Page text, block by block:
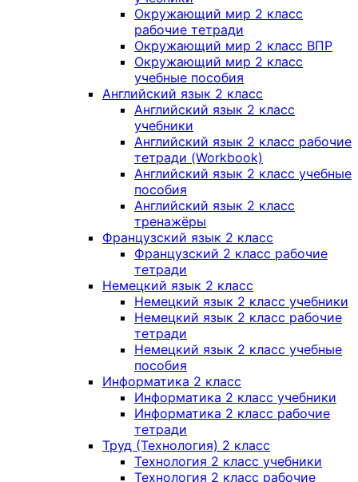
Окружающий мир 2 класс
рабочие тетради
Окружающий мир 2 класс ВПР
Окружающий мир 2 класс
учебные пособия
Английский язык 2 класс
Английский язык 2 класс
учебники
Английский язык 2 класс рабочие
тетради (Workbook)
Английский язык 2 класс учебные
пособия
Английский язык 2 класс
тренажёры
Французский язык 2 класс
Французский 2 класс рабочие
тетради
Немецкий язык 2 класс
Немецкий язык 2 класс учебники
Немецкий язык 2 класс рабочие
тетради
Немецкий язык 2 класс учебные
пособия
Информатика 2 класс
Информатика 2 класс учебники
Информатика 2 класс рабочие
тетради
Труд (Технология) 2 класс
Технология 2 класс учебники
Технология 2 класс рабочие